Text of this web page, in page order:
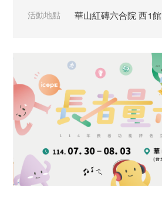
活動地點 華山紅磚六合院 西1館